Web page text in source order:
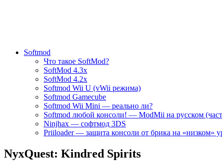
Softmod
Что такое SoftMod?
SoftMod 4.3x
SoftMod 4.2x
Softmod Wii U (vWii режима)
Softmod Gamecube
Softmod Wii Mini — реально ли?
Softmod любой консоли! — ModMii на русском
Ninjhax — софтмод 3DS
Priiloader — защита консоли от брика на «низком»
NyxQuest: Kindred Spirits